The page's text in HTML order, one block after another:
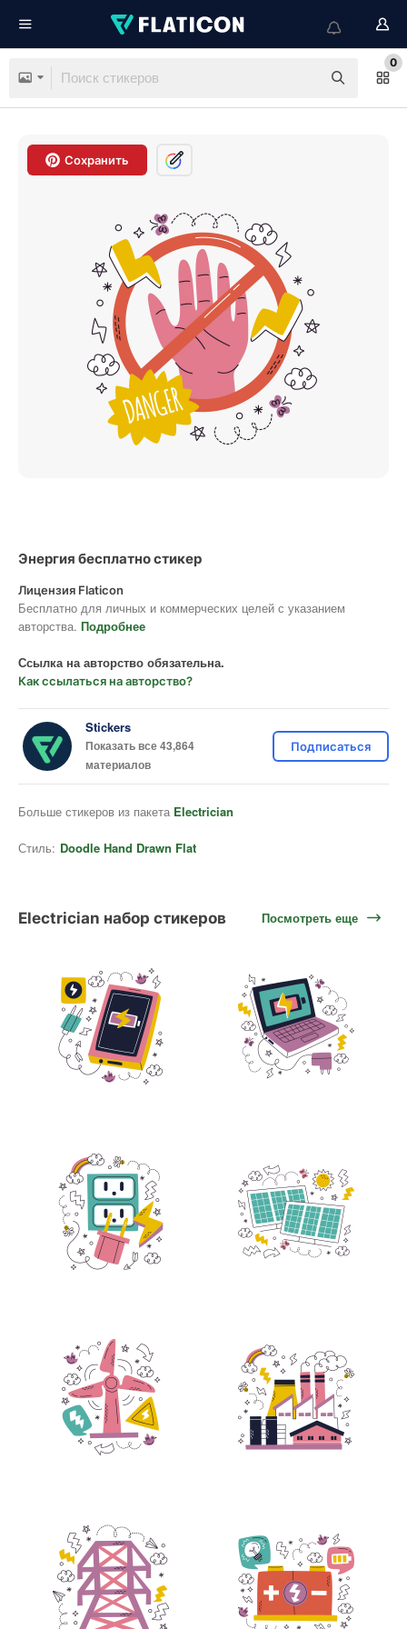
0
Сохранить
Энергия бесплатно стикер
Лицензия Flaticon
Бесплатно для личных и коммерческих целей с указанием
авторства. Подробнее
Ссылка на авторство обязательна.
Как ссылаться на авторство?
Stickers
Показать все 43,864
материалов
Подписаться
Больше стикеров из пакета Electrician
Стиль: Doodle Hand Drawn Flat
Electrician набор стикеров Посмотреть еще